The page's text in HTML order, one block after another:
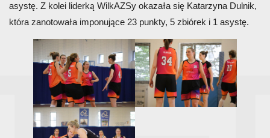
asystę. Z kolei liderką WilkAZSy okazała się Katarzyna Dulnik,
która zanotowała imponujące 23 punkty, 5 zbiórek i 1 asystę.